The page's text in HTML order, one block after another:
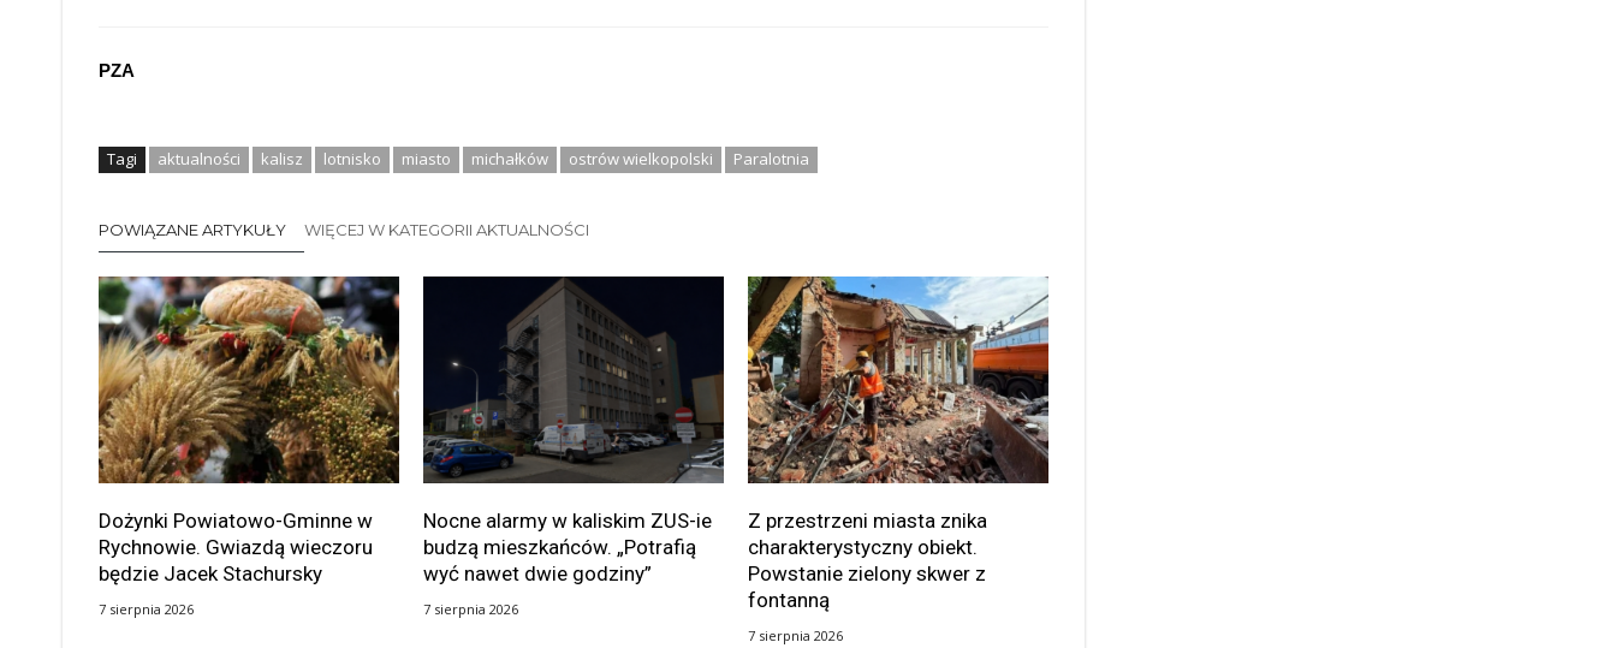
PZA
Tagi aktualności kalisz lotnisko miasto michałków ostrów wielkopolski Paralotnia
POWIĄZANE ARTYKUŁY WIĘCEJ W KATEGORII AKTUALNOŚCI
Dożynki Powiatowo-Gminne w
Rychnowie. Gwiazdą wieczoru
będzie Jacek Stachursky
7 sierpnia 2026
Nocne alarmy w kaliskim ZUS-ie
budzą mieszkańców. „Potrafią
wyć nawet dwie godziny”
7 sierpnia 2026
Z przestrzeni miasta znika
charakterystyczny obiekt.
Powstanie zielony skwer z
fontanną
7 sierpnia 2026